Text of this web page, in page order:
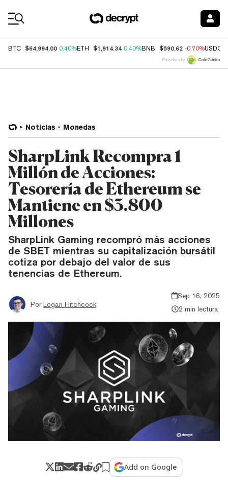
BTC $64,994.00 0.40%ETH $1,914.34 0.40%BNB $590.62 -0.70%USDC
Price data by
Noticias Monedas
SharpLink Recompra 1
Millón de Acciones:
Tesorería de Ethereum se
Mantiene en $3.800
Millones
SharpLink Gaming recompró más acciones
de SBET mientras su capitalización bursátil
cotiza por debajo del valor de sus
tenencias de Ethereum.
Por Logan Hitchcock
Sep 16, 2025
2 min lectura
Add on Google